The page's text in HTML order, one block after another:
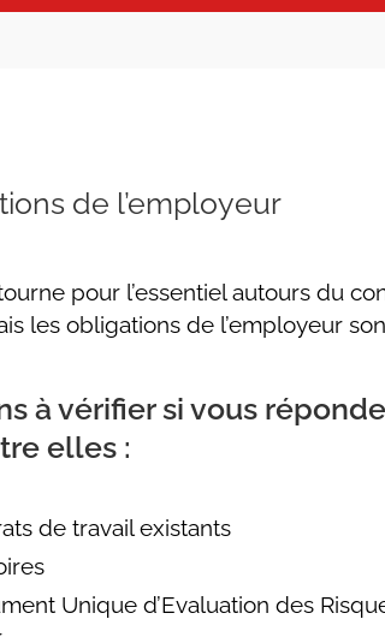
de l’employeur
pour l’essentiel autours du
les obligations de l’employeur
à vérifier si vous
elles :
de travail existants
Unique d’Evaluation des